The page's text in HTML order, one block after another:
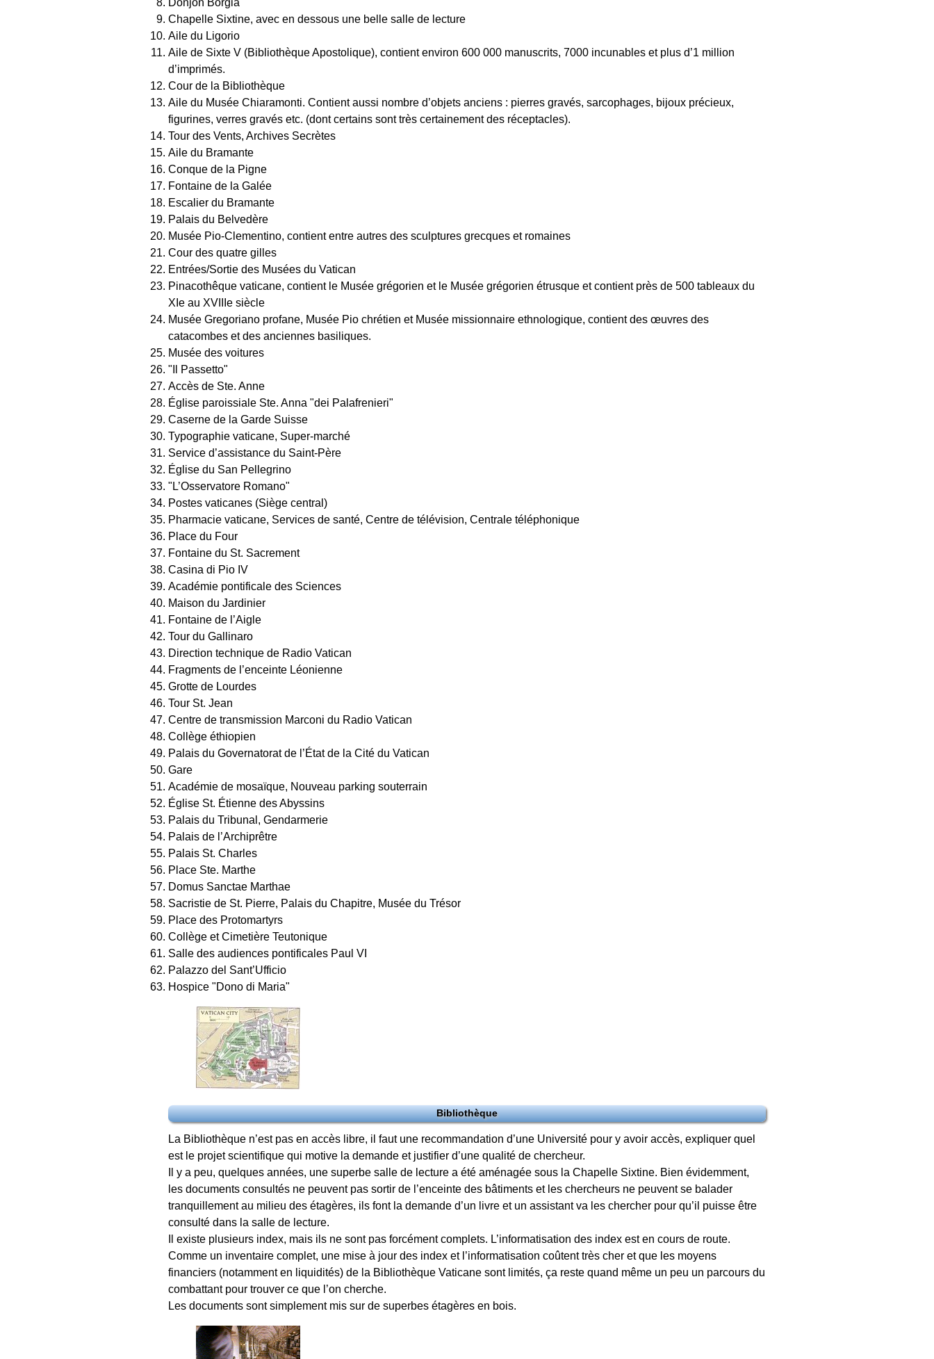
Chapelle Sixtine, avec en dessous une belle salle de lecture
Aile du Ligorio
Aile de Sixte V (Bibliothèque Apostolique), contient environ 600 000 manuscrits, 7000 incunables et plus d’1 million
d’imprimés.
Cour de la Bibliothèque
Aile du Musée Chiaramonti. Contient aussi nombre d’objets anciens : pierres gravés, sarcophages, bijoux précieux,
figurines, verres gravés etc. (dont certains sont très certainement des réceptacles).
Tour des Vents, Archives Secrètes
Aile du Bramante
Conque de la Pigne
Fontaine de la Galée
Escalier du Bramante
Palais du Belvedère
Musée Pio-Clementino, contient entre autres des sculptures grecques et romaines
Cour des quatre gilles
Entrées/Sortie des Musées du Vatican
Pinacothêque vaticane, contient le Musée grégorien et le Musée grégorien étrusque et contient près de 500 tableaux du
XIe au XVIIIe siècle
Musée Gregoriano profane, Musée Pio chrétien et Musée missionnaire ethnologique, contient des œuvres des
catacombes et des anciennes basiliques.
Musée des voitures
"Il Passetto"
Accès de Ste. Anne
Église paroissiale Ste. Anna "dei Palafrenieri"
Caserne de la Garde Suisse
Typographie vaticane, Super-marché
Service d’assistance du Saint-Père
Église du San Pellegrino
"L’Osservatore Romano"
Postes vaticanes (Siège central)
Pharmacie vaticane, Services de santé, Centre de télévision, Centrale téléphonique
Place du Four
Fontaine du St. Sacrement
Casina di Pio IV
Académie pontificale des Sciences
Maison du Jardinier
Fontaine de l’Aigle
Tour du Gallinaro
Direction technique de Radio Vatican
Fragments de l’enceinte Léonienne
Grotte de Lourdes
Tour St. Jean
Centre de transmission Marconi du Radio Vatican
Collège éthiopien
Palais du Governatorat de l’État de la Cité du Vatican
Gare
Académie de mosaïque, Nouveau parking souterrain
Église St. Étienne des Abyssins
Palais du Tribunal, Gendarmerie
Palais de l’Archiprêtre
Palais St. Charles
Place Ste. Marthe
Domus Sanctae Marthae
Sacristie de St. Pierre, Palais du Chapitre, Musée du Trésor
Place des Protomartyrs
Collège et Cimetière Teutonique
Salle des audiences pontificales Paul VI
Palazzo del Sant’Ufficio
Hospice "Dono di Maria"
Bibliothèque
La Bibliothèque n’est pas en accès libre, il faut une recommandation d’une Université pour y avoir accès, expliquer quel
est le projet scientifique qui motive la demande et justifier d’une qualité de chercheur.
Il y a peu, quelques années, une superbe salle de lecture a été aménagée sous la Chapelle Sixtine. Bien évidemment,
les documents consultés ne peuvent pas sortir de l’enceinte des bâtiments et les chercheurs ne peuvent se balader
tranquillement au milieu des étagères, ils font la demande d’un livre et un assistant va les chercher pour qu’il puisse être
consulté dans la salle de lecture.
Il existe plusieurs index, mais ils ne sont pas forcément complets. L’informatisation des index est en cours de route.
Comme un inventaire complet, une mise à jour des index et l’informatisation coûtent très cher et que les moyens
financiers (notamment en liquidités) de la Bibliothèque Vaticane sont limités, ça reste quand même un peu un parcours du
combattant pour trouver ce que l’on cherche.
Les documents sont simplement mis sur de superbes étagères en bois.